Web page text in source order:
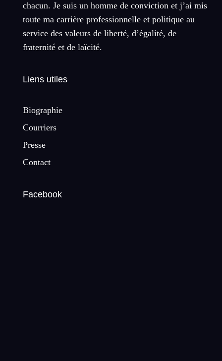
chacun. Je suis un homme de conviction et j’ai mis
toute ma carrière professionnelle et politique au
service des valeurs de liberté, d’égalité, de
fraternité et de laïcité.
Liens utiles
Biographie
Courriers
Presse
Contact
Facebook